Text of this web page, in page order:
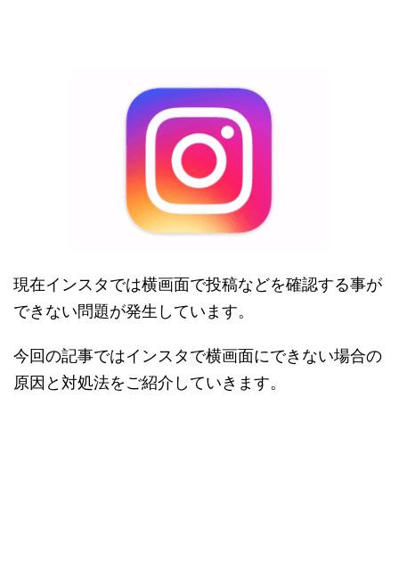
現在インスタでは横画面で投稿などを確認する事が
できない問題が発生しています。
今回の記事ではインスタで横画面にできない場合の
原因と対処法をご紹介していきます。